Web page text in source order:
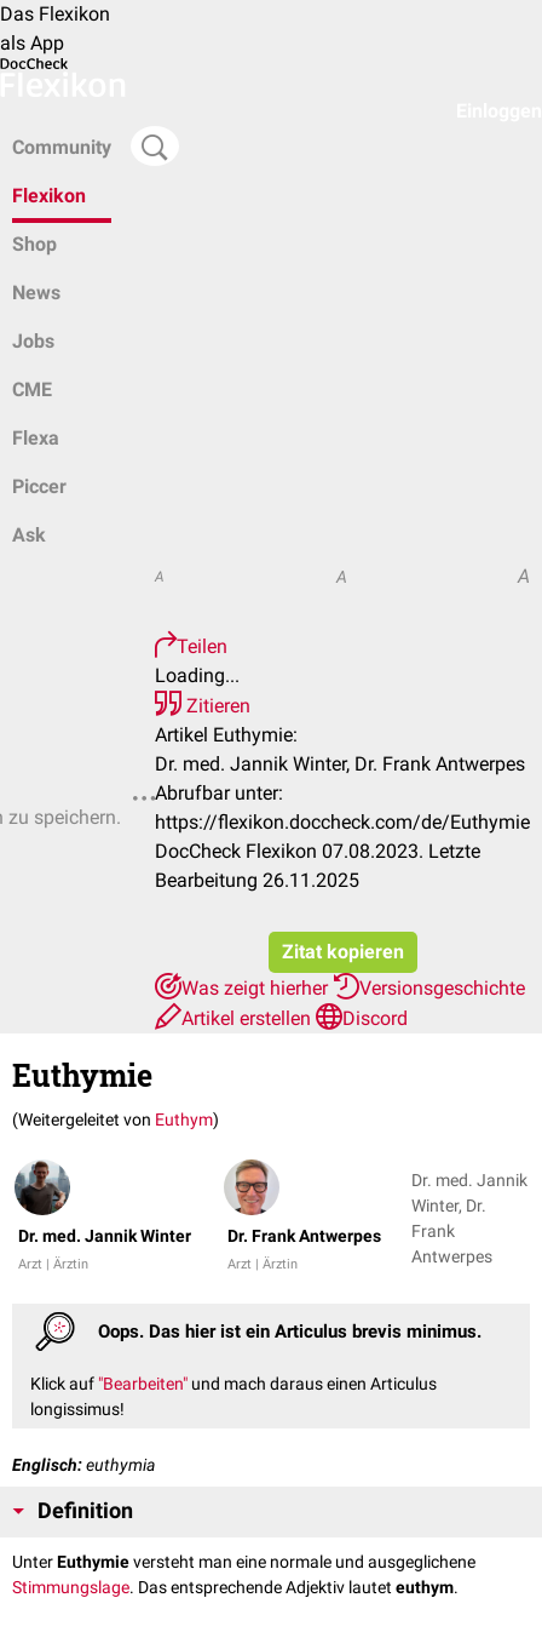
Das Flexikon
als App
Community
Flexikon
Shop
News
Jobs
CME
Flexa
Piccer
Ask
zu speichern.
A A A
Teilen
Loading...
Zitieren
Artikel Euthymie:
Dr. med. Jannik Winter, Dr. Frank Antwerpes
Abrufbar unter:
https://flexikon.doccheck.com/de/Euthymie
DocCheck Flexikon 07.08.2023. Letzte
Bearbeitung 26.11.2025
Zitat kopieren
Was zeigt hierher
Versionsgeschichte
Artikel erstellen
Discord
Euthymie
(Weitergeleitet von Euthym)
Dr. med. Jannik Winter
Arzt | Ärztin
Dr. Frank Antwerpes
Arzt | Ärztin
Dr. med. Jannik
Winter, Dr.
Frank
Antwerpes
Oops. Das hier ist ein Articulus brevis minimus.
Klick auf "Bearbeiten" und mach daraus einen Articulus
longissimus!
Englisch:euthymia
Definition
UnterEuthymieversteht man eine normale und ausgeglichene
Stimmungslage. Das entsprechende Adjektiv lautet euthym.